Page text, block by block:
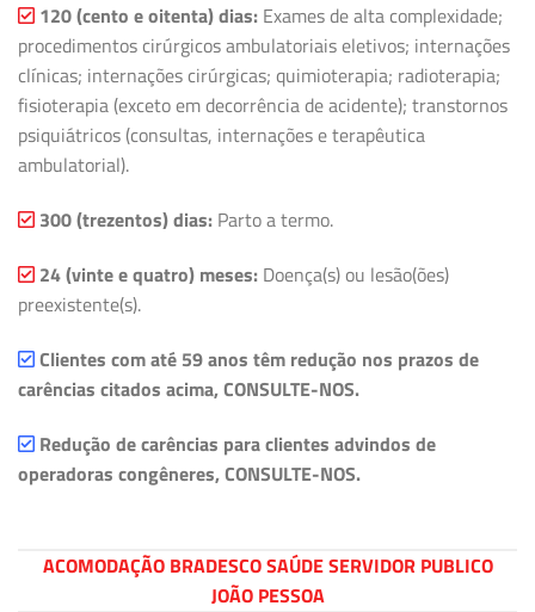
120 (cento e oitenta) dias: Exames de alta complexidade;
procedimentos cirúrgicos ambulatoriais eletivos; internações
clínicas; internações cirúrgicas; quimioterapia; radioterapia;
fisioterapia (exceto em decorrência de acidente); transtornos
psiquiátricos (consultas, internações e terapêutica
ambulatorial).
300 (trezentos) dias: Parto a termo.
24 (vinte e quatro) meses: Doença(s) ou lesão(ões)
preexistente(s).
Clientes com até 59 anos têm redução nos prazos de
carências citados acima, CONSULTE-NOS.
Redução de carências para clientes advindos de
operadoras congêneres, CONSULTE-NOS.
ACOMODAÇÃO BRADESCO SAÚDE SERVIDOR PUBLICO
JOÃO PESSOA